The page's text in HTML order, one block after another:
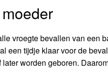
vroegte bevallen van een
een tijdje klaar voor de
worden geboren.